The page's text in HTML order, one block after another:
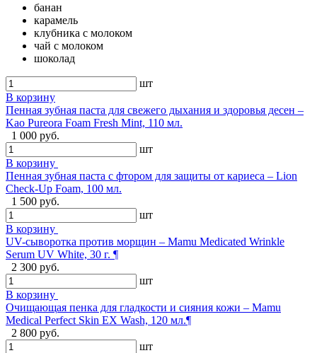
банан
карамель
клубника с молоком
чай с молоком
шоколад
шт
В корзину
Пенная зубная паста для свежего дыхания и здоровья десен –
Kao Pureora Foam Fresh Mint, 110 мл.
1 000 руб.
шт
В корзину
Пенная зубная паста с фтором для защиты от кариеса – Lion
Check-Up Foam, 100 мл.
1 500 руб.
шт
В корзину
UV-сыворотка против морщин – Mamu Medicated Wrinkle
Serum UV White, 30 г. ¶
2 300 руб.
шт
В корзину
Очищающая пенка для гладкости и сияния кожи – Mamu
Medical Perfect Skin EX Wash, 120 мл.¶
2 800 руб.
шт